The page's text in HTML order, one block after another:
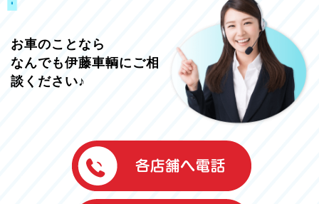
お車のことなら
なんでも伊藤車輌にご相
談ください♪
伊藤車輌（本社）
050-5851-0337
グッドワン浜松